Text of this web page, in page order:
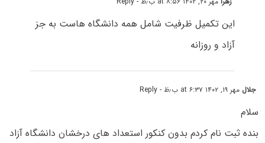
این تکمیل ظرفیت شامل همه دانشگاه هاست به جز
آزاد و روزانه
جلال مهر ۱۹, ۱۴۰۲ at ۶:۳۷ ب٫ظ - Reply
سلام
بنده ثبت نام کردم بدون کنکور استعداد های درخشان دانشگاه آزاد